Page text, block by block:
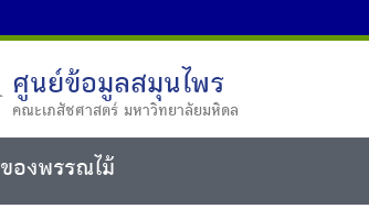
ศูนย์ข้อมูลสมุนไพร
คณะเภสัชศาสตร์ มหาวิทยาลัยมหิดล
ของพรรณไม้